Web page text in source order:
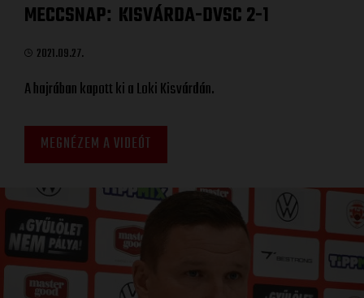
MECCSNAP: KISVÁRDA-DVSC 2-1
2021.09.27.
A hajrában kapott ki a Loki Kisvárdán.
MEGNÉZEM A VIDEÓT